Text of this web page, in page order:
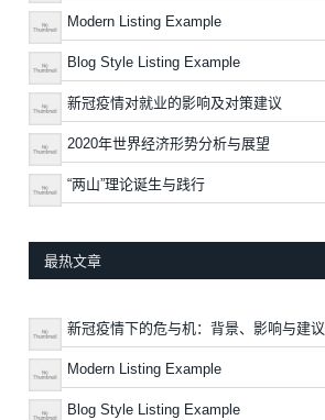
Modern Listing Example
Blog Style Listing Example
新冠疫情对就业的影响及对策建议
2020年世界经济形势分析与展望
“两山”理论诞生与践行
最热文章
新冠疫情下的危与机：背景、影响与建议
Modern Listing Example
Blog Style Listing Example